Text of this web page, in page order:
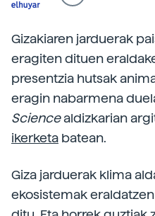
Gizakiaren jarduerak
eragiten dituen
presentzia hutsak
eragin nabarmena
Sciencealdizkarian
ikerketa batean.
Giza jarduerak klima
ekosistemak